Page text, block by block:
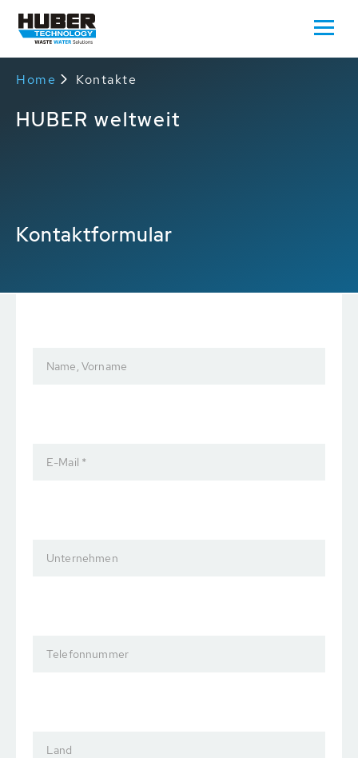
Home Kontakte
HUBER weltweit
Kontaktformular
Name, Vorname
E-Mail *
Unternehmen
Telefonnummer
Land